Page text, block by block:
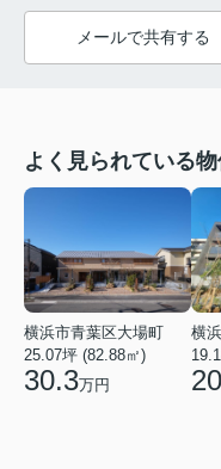
メールで共有する
よく見られている
横浜市青葉区大場町
25.07坪 (82.88㎡)
30.3万円